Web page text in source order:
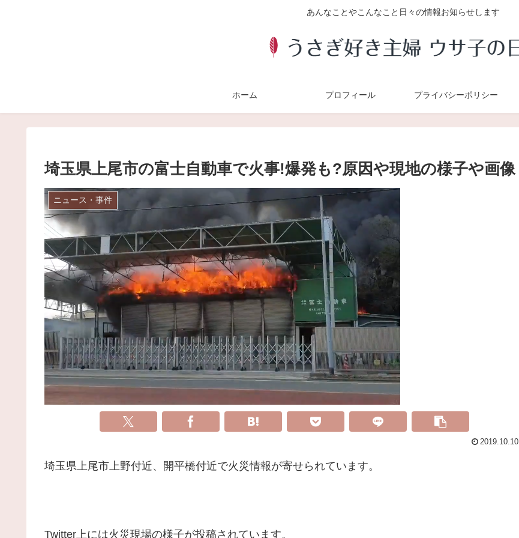
あんなことやこんなこと日々の情報お知らせします
ホーム プロフィール プライバシーポリシー
埼玉県上尾市の富士自動車で火事!爆発も?原因や現地の様子や画像
ニュース・事件
2019.10.10
埼玉県上尾市上野付近、開平橋付近で火災情報が寄せられています。
Twitter上には火災現場の様子が投稿されています。